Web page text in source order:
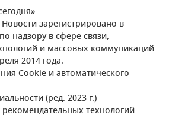
зарегистрировано в
надзору в сфере связи,
и массовых коммуникаций
2014 года.
Cookie и автоматического
(ред. 2023 г.)
технологий